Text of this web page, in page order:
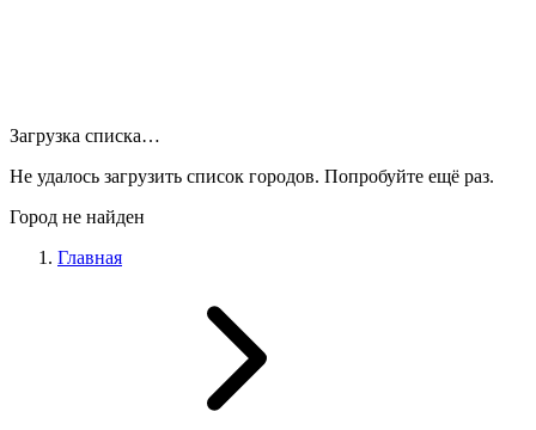
Загрузка списка…
Не удалось загрузить список городов. Попробуйте ещё раз.
Город не найден
Главная